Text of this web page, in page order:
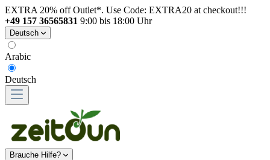
EXTRA 20% off Outlet*. Use Code: EXTRA20 at checkout!!!
+49 157 36565831 9:00 bis 18:00 Uhr
Deutsch
Arabic
Deutsch
Brauche Hilfe?